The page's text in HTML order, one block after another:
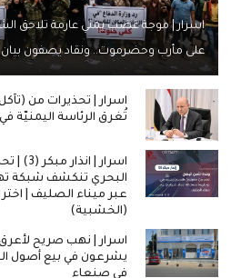
اسرار | موجة غضب يمني عارمة تلاحق
على مأرب وحضرموت.. ونقاد يصفون بيان
اسرار | تحذيرات من
تُغرق الرئاسة اليمنيّة
اسرار |
البحري تنكشف شبكة
عبر ميناء الصليف |
(الخشبية)
اسرار | نهب صريح لأعرق
يشرعون في بيع أصول
في صنعاء